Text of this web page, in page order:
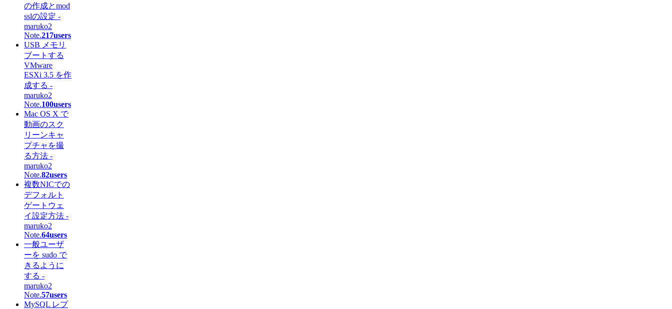
の作成とmod
sslの設定 -
maruko2
Note.217users
USB メモリ
ブートする
VMware
ESXi 3.5 を作
成する -
maruko2
Note.100users
Mac OS X で
動画のスク
リーンキャ
プチャを撮
る方法 -
maruko2
Note.82users
複数NICでの
デフォルト
ゲートウェ
イ設定方法 -
maruko2
Note.64users
一般ユーザ
ーを sudo で
きるように
する -
maruko2
Note.57users
MySQL レプ